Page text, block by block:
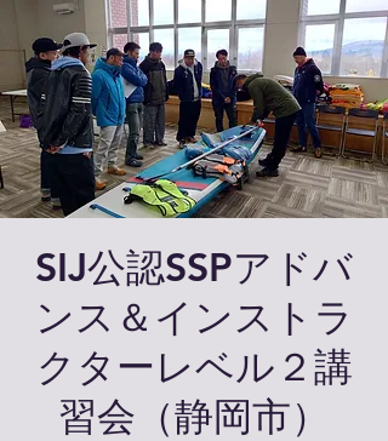
SIJ公認SSPアドバ
ンス＆インストラ
クターレベル２講
習会（静岡市）